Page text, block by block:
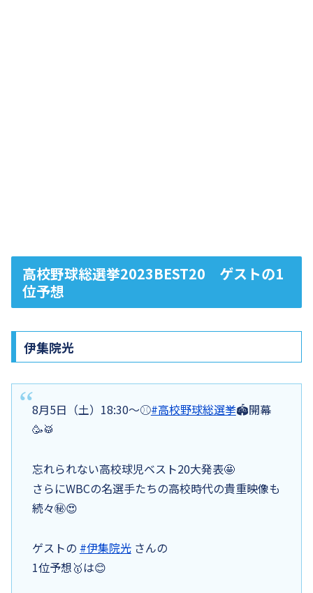
高校野球総選挙2023BEST20 ゲストの1
位予想
伊集院光
8月5日（土）18:30〜⚾️#高校野球総選挙🏟️開幕
🥳🥁
忘れられない高校球児ベスト20大発表🤩
さらにWBCの名選手たちの高校時代の貴重映像も
続々㊙️😍
ゲストの #伊集院光さんの
1位予想🥇は😊